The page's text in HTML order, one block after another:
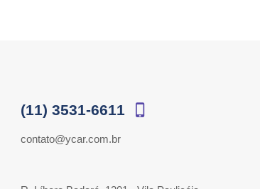
(11) 3531-6611
contato@ycar.com.br